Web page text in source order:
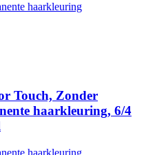
haarkleuring
Touch, Zonder
haarkleuring, 6/4
haarkleuring